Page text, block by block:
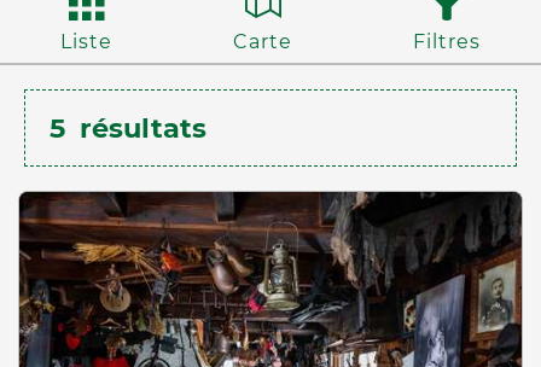
Liste Carte Filtres
5 résultats